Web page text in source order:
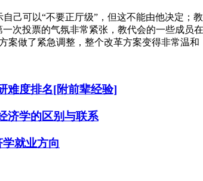
可以“不要正厅级”，但这不能由他决定；
一次投票的气氛非常紧张，教代会的一些成
案做了紧急调整，整个改革方案变得非常温
难度排名[附前辈经验]
济学的区别与联系
就业方向